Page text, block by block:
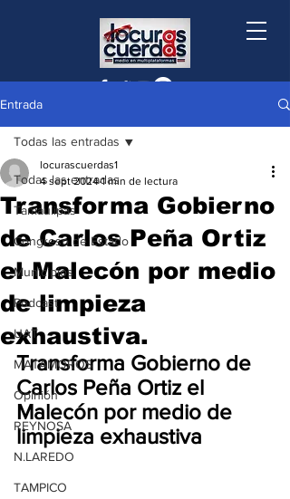
Entrada
Todas las entradas
Tamaulipas
Congreso de Estado
Municipios
Podcast
UAT
MATAMOROS
Opinión
REYNOSA
N.LAREDO
TAMPICO
Todas las entradas
Transforma Gobierno
de Carlos Peña Ortiz
el Malecón por medio
de limpieza
exhaustiva.
locurascuerdas1
4 sept 2024 1 min de lectura
Transforma Gobierno de
Carlos Peña Ortiz el
Malecón por medio de
limpieza exhaustiva